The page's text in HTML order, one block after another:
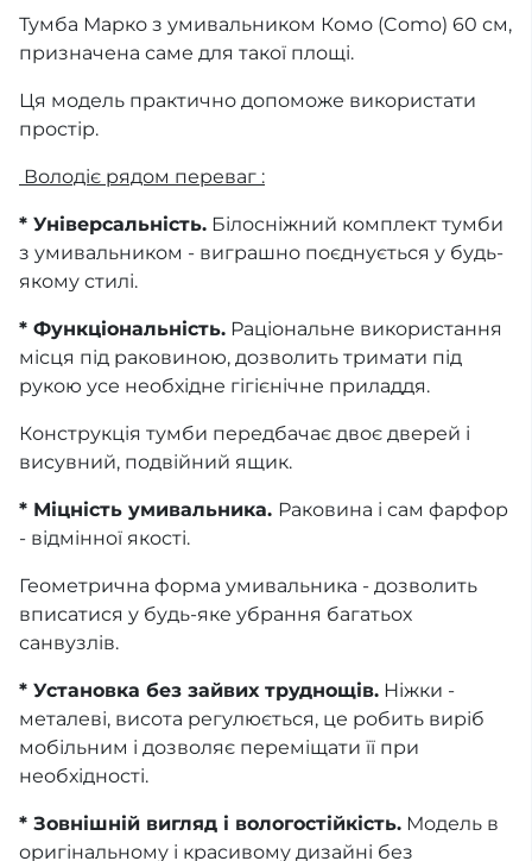
Тумба Марко з умивальником Комо (Como) 60 см,
призначена саме для такої площі.
Ця модель практично допоможе використати
простір.
Володіє рядом переваг :
* Універсальність. Білосніжний комплект тумби
з умивальником - виграшно поєднується у будь-
якому стилі.
* Функціональність. Раціональне використання
місця під раковиною, дозволить тримати під
рукою усе необхідне гігієнічне приладдя.
Конструкція тумби передбачає двоє дверей і
висувний, подвійний ящик.
* Міцність умивальника. Раковина і сам фарфор
- відмінної якості.
Геометрична форма умивальника - дозволить
вписатися у будь-яке убрання багатьох
санвузлів.
* Установка без зайвих труднощів. Ніжки -
металеві, висота регулюється, це робить виріб
мобільним і дозволяє переміщати її при
необхідності.
* Зовнішній вигляд і вологостійкість. Модель в
оригінальному і красивому дизайні без